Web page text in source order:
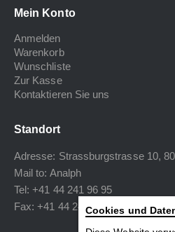
Mein Konto
Anmelden
Warenkorb
Wunschliste
Zur Kasse
Kontaktieren Sie uns
Standort
Adresse: Strassburgstrasse 10,
Mail to: Analph
Tel: +41 44 241 96 95
Fax: +41 44 240 34 40Cookies und